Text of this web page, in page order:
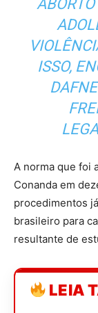
ISSO,
A norma que foi
Conanda em
procedimentos
brasileiro para
resultante de
LEIA